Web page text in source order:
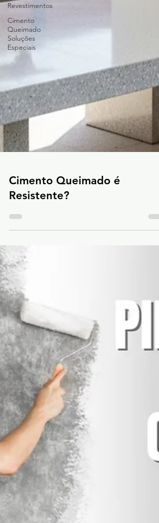
Revestimentos
Cimento
Queimado
Soluções
Especiais
Cimento Queimado é
Resistente?